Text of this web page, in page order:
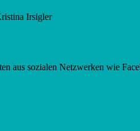
Irsigler
aus sozialen Netzwerken wie